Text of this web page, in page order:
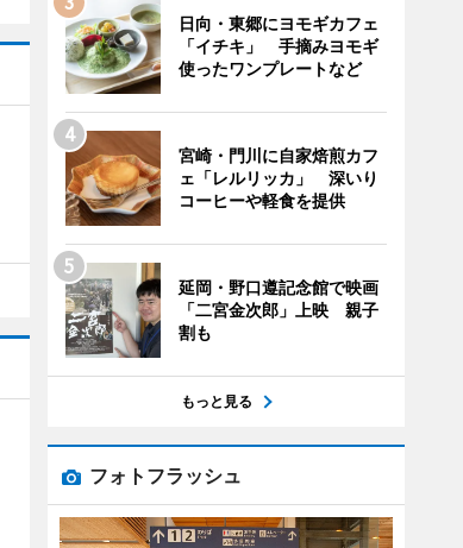
日向・東郷にヨモギカフェ
「イチキ」 手摘みヨモギ
使ったワンプレートなど
宮崎・門川に自家焙煎カフ
ェ「レルリッカ」 深いり
コーヒーや軽食を提供
延岡・野口遵記念館で映画
「二宮金次郎」上映 親子
割も
もっと見る
フォトフラッシュ